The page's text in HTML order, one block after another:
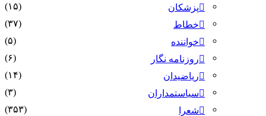
پزشکان
(۱۵)
خطاط
(۳۷)
خواننده
(۵)
روزنامه نگار
(۶)
ریاضیدان
(۱۴)
سیاستمداران
(۳)
شعرا
(۳۵۳)